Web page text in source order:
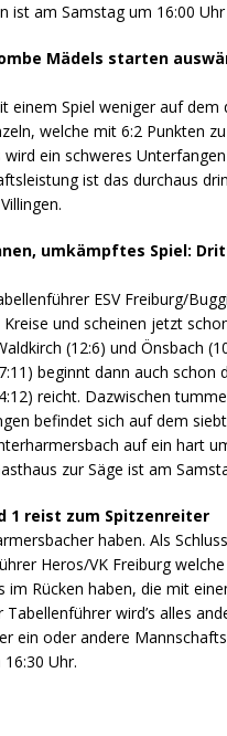
ist am Samstag um 16:00
Mädels starten
einem Spiel weniger auf dem
welche mit 6:2 Punkten
ein schweres
ist das durchaus
umkämpftes Spiel:
ESV Freiburg/
und scheinen jetzt
(12:6) und Önsbach
beginnt dann auch schon
reicht. Dazwischen
befindet sich auf dem
auf ein hart
zur Säge ist am
1 reist zum Spitzenreiter
haben. Als
Heros/VK Freiburg
Rücken haben, die mit
wird’s alles
ein oder andere
Uhr.